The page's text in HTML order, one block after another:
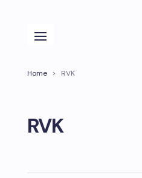
Home > RVK
RVK